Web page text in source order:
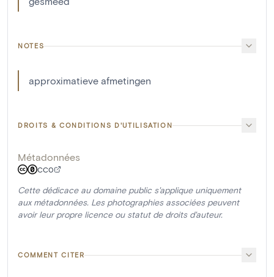
NOTES
approximatieve afmetingen
DROITS & CONDITIONS D'UTILISATION
Métadonnées
CC0
Cette dédicace au domaine public s'applique uniquement
aux métadonnées. Les photographies associées peuvent
avoir leur propre licence ou statut de droits d'auteur.
COMMENT CITER